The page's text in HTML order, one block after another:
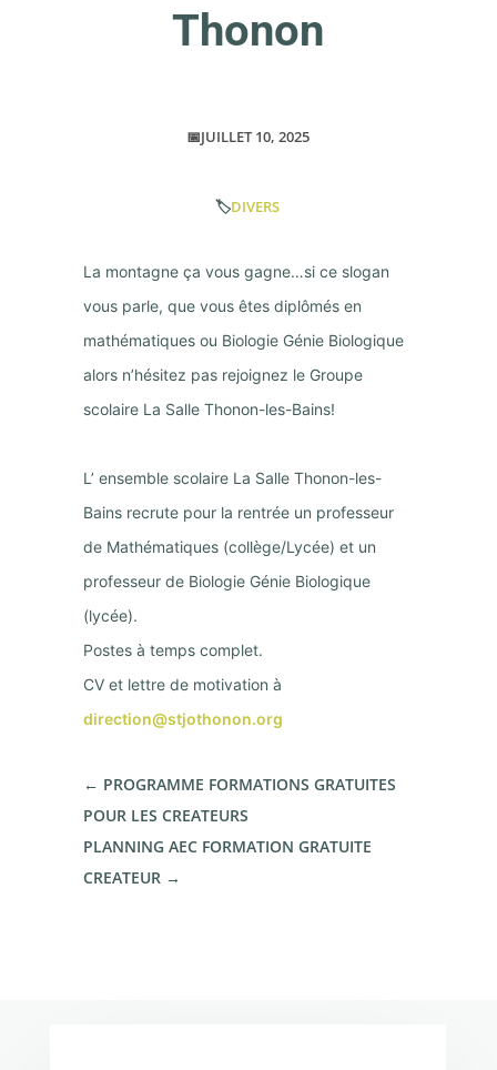
Thonon
📅JUILLET 10, 2025
🏷️DIVERS
La montagne ça vous gagne…si ce slogan
vous parle, que vous êtes diplômés en
mathématiques ou Biologie Génie Biologique
alors n’hésitez pas rejoignez le Groupe
scolaire La Salle Thonon-les-Bains!
L’ ensemble scolaire La Salle Thonon-les-
Bains recrute pour la rentrée un professeur
de Mathématiques (collège/Lycée) et un
professeur de Biologie Génie Biologique
(lycée).
Postes à temps complet.
CV et lettre de motivation à
direction@stjothonon.org
← PROGRAMME FORMATIONS GRATUITES
POUR LES CREATEURS
PLANNING AEC FORMATION GRATUITE
CREATEUR →